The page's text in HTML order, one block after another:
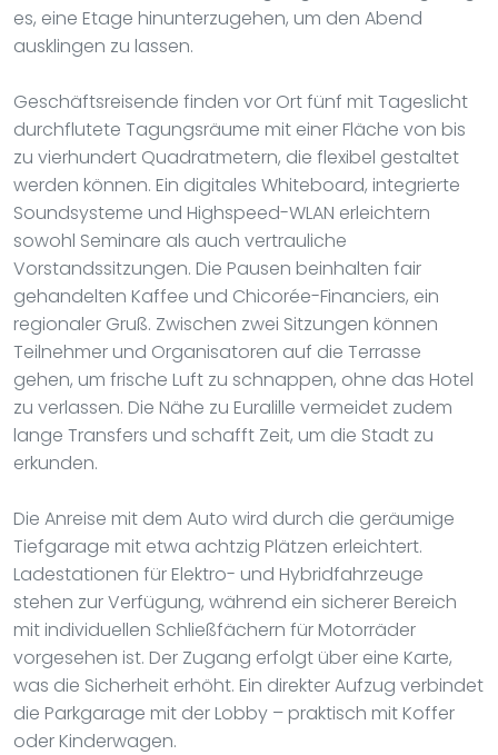
es, eine Etage hinunterzugehen, um den Abend
ausklingen zu lassen.
Geschäftsreisende finden vor Ort fünf mit Tageslicht
durchflutete Tagungsräume mit einer Fläche von bis
zu vierhundert Quadratmetern, die flexibel gestaltet
werden können. Ein digitales Whiteboard, integrierte
Soundsysteme und Highspeed-WLAN erleichtern
sowohl Seminare als auch vertrauliche
Vorstandssitzungen. Die Pausen beinhalten fair
gehandelten Kaffee und Chicorée-Financiers, ein
regionaler Gruß. Zwischen zwei Sitzungen können
Teilnehmer und Organisatoren auf die Terrasse
gehen, um frische Luft zu schnappen, ohne das Hotel
zu verlassen. Die Nähe zu Euralille vermeidet zudem
lange Transfers und schafft Zeit, um die Stadt zu
erkunden.
Die Anreise mit dem Auto wird durch die geräumige
Tiefgarage mit etwa achtzig Plätzen erleichtert.
Ladestationen für Elektro- und Hybridfahrzeuge
stehen zur Verfügung, während ein sicherer Bereich
mit individuellen Schließfächern für Motorräder
vorgesehen ist. Der Zugang erfolgt über eine Karte,
was die Sicherheit erhöht. Ein direkter Aufzug verbindet
die Parkgarage mit der Lobby – praktisch mit Koffer
oder Kinderwagen.